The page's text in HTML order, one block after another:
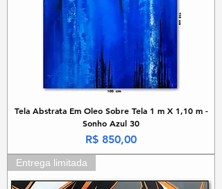
Tela Abstrata Em Oleo Sobre Tela 1 m X 1,10 m -
Sonho Azul 30
Preço
R$ 850,00
Entrega limitada